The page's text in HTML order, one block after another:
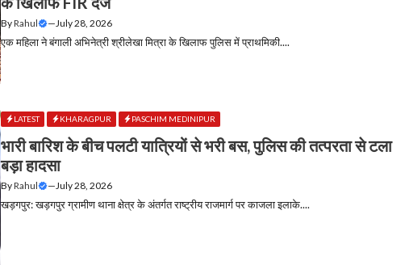
ByRahul — July 28, 2026
एक महिला ने बंगाली अभिनेत्री श्रीलेखा मित्रा के खिलाफ पुलिस में प्राथमिकी....
LATEST KHARAGPUR PASCHIM MEDINIPUR
भारी बारिश के बीच पलटी यात्रियों से भरी बस, पुलिस की तत्परता से टला
बड़ा हादसा
ByRahul —July 28, 2026
खड़गपुर: खड़गपुर ग्रामीण थाना क्षेत्र के अंतर्गत राष्ट्रीय राजमार्ग पर काजला इलाके....